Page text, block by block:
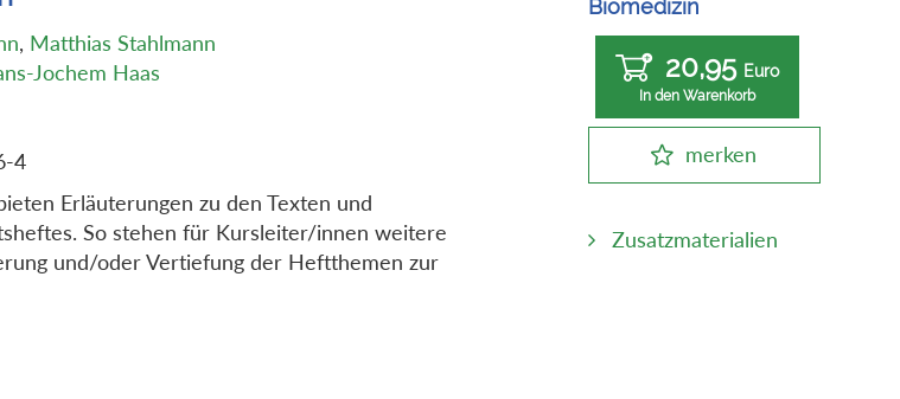
, Matthias Stahlmann
Jochem Haas
4
Erläuterungen zu den Texten und
So stehen für Kursleiter/innen weitere
und/oder Vertiefung der Heftthemen zur
Biomedizin
20,95 Euro
In den Warenkorb
merken
Zusatzmaterialien